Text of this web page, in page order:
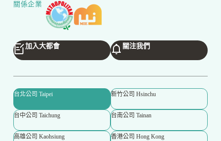
關係企業
加入大都會 關注我們
台北公司 Taipei 新竹公司 Hsinchu
台中公司 Taichung 台南公司 Tainan
高雄公司 Kaohsiung 香港公司 Hong Kong